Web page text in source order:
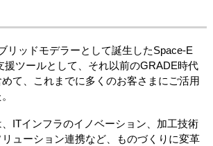
リッドモデラーとして誕生したSpace-E
援ツールとして、それ以前のGRADE時代
て、これまでに多くのお客さまにご活用
ITインフラのイノベーション、加工技術
ューション連携など、ものづくりに変革